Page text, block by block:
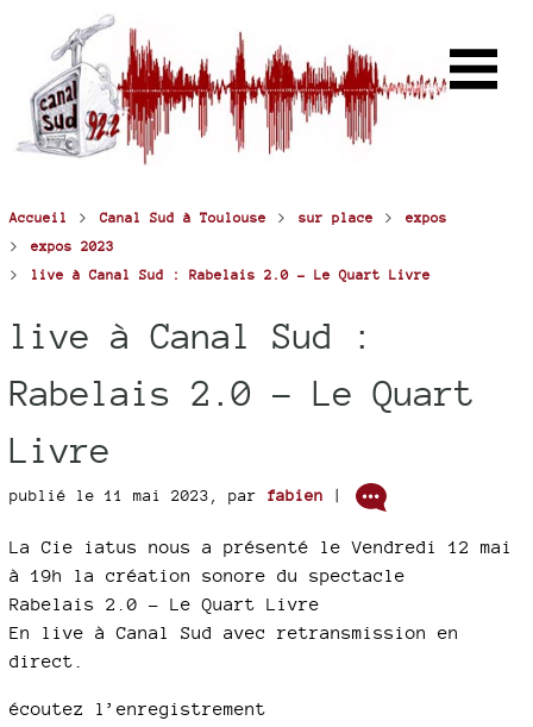
Accueil > Canal Sud à Toulouse > sur place > expos
> expos 2023
> live à Canal Sud : Rabelais 2.0 - Le Quart Livre
live à Canal Sud :
Rabelais 2.0 - Le Quart
Livre
publié le 11 mai 2023, par fabien |
La Cie iatus nous a présenté le Vendredi 12 mai
à 19h la création sonore du spectacle
Rabelais 2.0 - Le Quart Livre
En live à Canal Sud avec retransmission en
direct.
écoutez l’enregistrement